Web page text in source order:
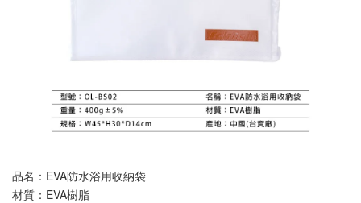
品名：EVA防水浴用收納袋
材質：EVA樹脂